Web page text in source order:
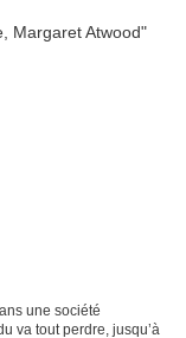
une société
va tout perdre, jusqu’à